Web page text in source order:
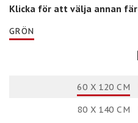
Klicka för att välja annan
GRÖN
60 X 120 CM
80 X 140 CM